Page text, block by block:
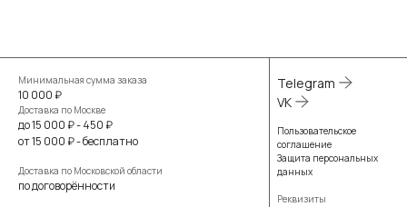
Минимальная сумма заказа
10 000 ₽
Доставка по Москве
до 15 000 ₽ - 450 ₽
от 15 000 ₽ - бесплатно
Доставка по Московской области
по договорённости
Telegram
VK
Пользовательское
соглашение
Защита персональных
данных
Реквизиты